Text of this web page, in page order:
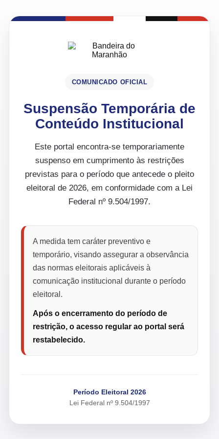
COMUNICADO OFICIAL
Suspensão Temporária de
Conteúdo Institucional
Este portal encontra-se temporariamente
suspenso em cumprimento às restrições
previstas para o período que antecede o pleito
eleitoral de 2026, em conformidade com a Lei
Federal nº 9.504/1997.
A medida tem caráter preventivo e
temporário, visando assegurar a observância
das normas eleitorais aplicáveis à
comunicação institucional durante o período
eleitoral.
Após o encerramento do período de
restrição, o acesso regular ao portal será
restabelecido.
Período Eleitoral 2026
Lei Federal nº 9.504/1997